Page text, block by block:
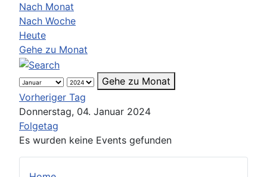
Nach Monat
Nach Woche
Heute
Gehe zu Monat
Gehe zu Monat
Vorheriger Tag
Donnerstag, 04. Januar 2024
Folgetag
Es wurden keine Events gefunden